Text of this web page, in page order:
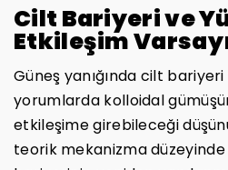
Cilt Bariyeri ve
Etkileşim
Güneş yanığında cilt bariyeri
yorumlarda kolloidal
etkileşime girebileceği
teorik mekanizma düzeyinde